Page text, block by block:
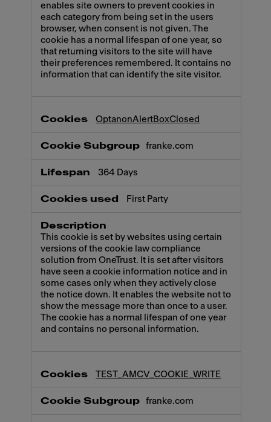
enables site owners to prevent cookies in
each category from being set in the users
browser, when consent is not given. The
cookie has a normal lifespan of one year, so
that returning visitors to the site will have
their preferences remembered. It contains no
information that can identify the site visitor.
OptanonAlertBoxClosed
franke.com
364 Days
First Party
This cookie is set by websites using certain
versions of the cookie law compliance
solution from OneTrust. It is set after visitors
have seen a cookie information notice and in
some cases only when they actively close
the notice down. It enables the website not to
show the message more than once to a user.
The cookie has a normal lifespan of one year
and contains no personal information.
TEST_AMCV_COOKIE_WRITE
franke.com